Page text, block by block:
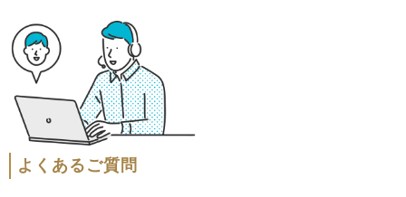
よくあるご質問